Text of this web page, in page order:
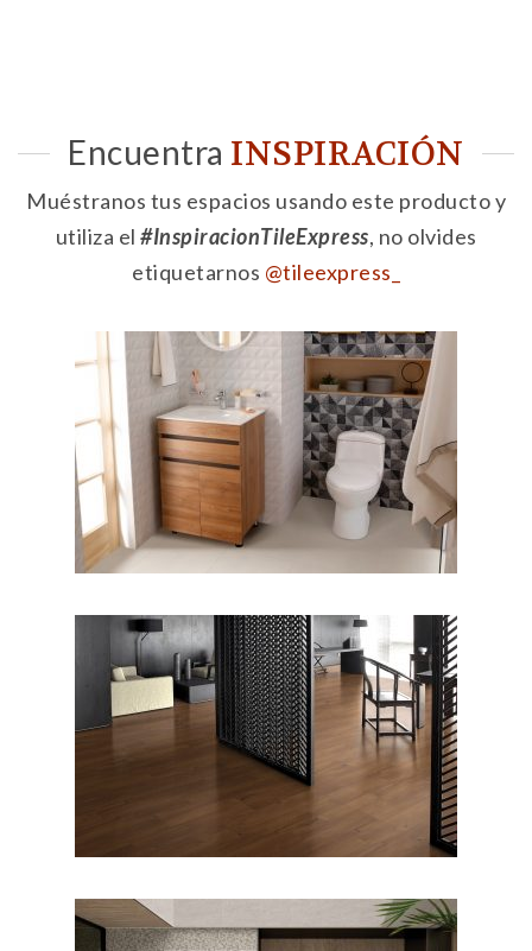
Encuentra INSPIRACIÓN
Muéstranos tus espacios usando este producto y
utiliza el #InspiracionTileExpress, no olvides
etiquetarnos @tileexpress_